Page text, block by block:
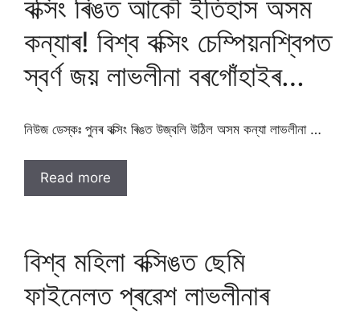
বক্সিং ৰিঙত আকৌ ইতিহাস অসম
কন্যাৰ! বিশ্ব বক্সিং চেম্পিয়নশ্বিপত
স্বৰ্ণ জয় লাভলীনা বৰগোঁহাইৰ…
নিউজ ডেস্কঃ পুনৰ বক্সিং ৰিঙত উজ্বলি উঠিল অসম কন্যা লাভলীনা …
Read more
বিশ্ব মহিলা বক্সিঙত ছেমি
ফাইনেলত প্ৰৱেশ লাভলীনাৰ